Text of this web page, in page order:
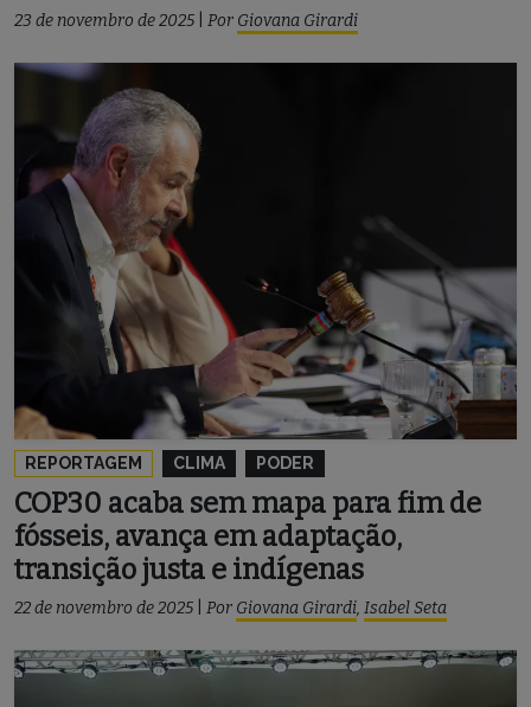
23 de novembro de 2025 Por Giovana Girardi
REPORTAGEM CLIMA PODER
COP30 acaba sem mapa para fim de
fósseis, avança em adaptação,
transição justa e indígenas
22 de novembro de 2025 Por Giovana Girardi, Isabel Seta